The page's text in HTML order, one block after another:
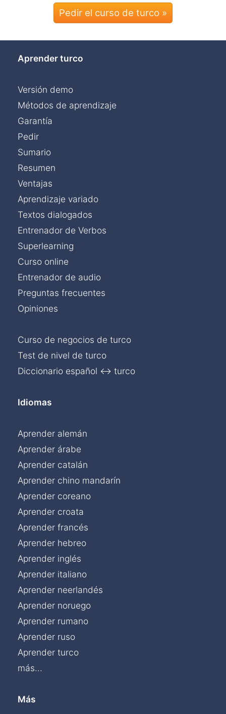
Pedir el curso de turco »
Aprender turco
Versión demo
Métodos de aprendizaje
Garantía
Pedir
Sumario
Resumen
Ventajas
Aprendizaje variado
Textos dialogados
Entrenador de Verbos
Superlearning
Curso online
Entrenador de audio
Preguntas frecuentes
Opiniones
Curso de negocios de turco
Test de nivel de turco
Diccionario español ↔ turco
Idiomas
Aprender alemán
Aprender árabe
Aprender catalán
Aprender chino mandarín
Aprender coreano
Aprender croata
Aprender francés
Aprender hebreo
Aprender inglés
Aprender italiano
Aprender neerlandés
Aprender noruego
Aprender rumano
Aprender ruso
Aprender turco
más...
Más